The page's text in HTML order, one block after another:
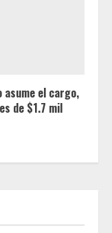
el cargo,
de $1.7 mil